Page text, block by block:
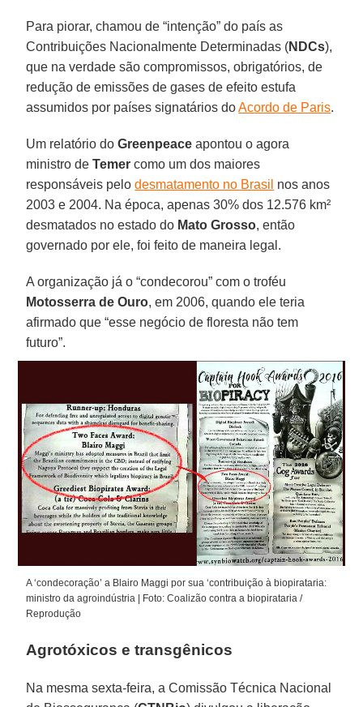
Para piorar, chamou de “intenção” do país as
Contribuições Nacionalmente Determinadas (NDCs),
que na verdade são compromissos, obrigatórios, de
redução de emissões de gases de efeito estufa
assumidos por países signatários doAcordo de Paris.
Um relatório doGreenpeace apontou o agora
ministro deTemer como um dos maiores
responsáveis pelodesmatamento no Brasil nos anos
2003 e 2004. Na época, apenas 30% dos 12.576 km²
desmatados no estado do Mato Grosso, então
governado por ele, foi feito de maneira legal.
A organização já o “condecorou” com o troféu
Motosserra de Ouro, em 2006, quando ele teria
afirmado que “esse negócio de floresta não tem
futuro”.
A ‘condecoração’ a Blairo Maggi por sua ‘contribuição à biopirataria:
ministro da agroindústria | Foto: Coalizão contra a biopirataria /
Reprodução
Agrotóxicos e transgênicos
Na mesma sexta-feira, a Comissão Técnica Nacional